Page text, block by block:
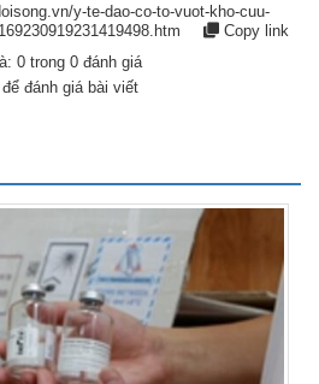
y-te-dao-co-to-vuot-kho-cuu-
Copy link
0 trong 0 đánh giá
đánh giá bài viết